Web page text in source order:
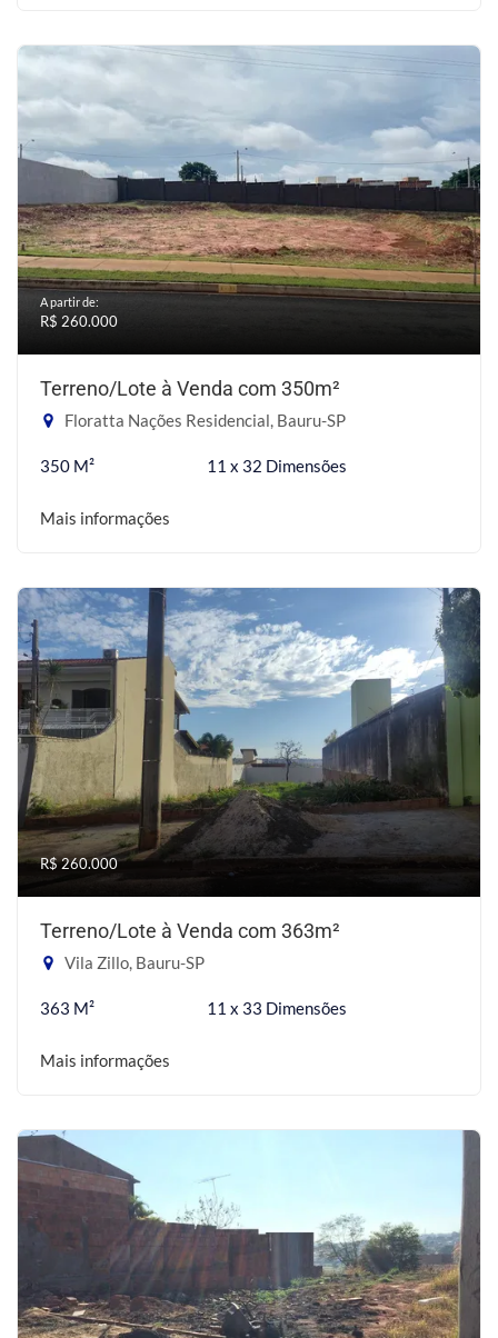
A partir de:
R$ 260.000
Terreno/Lote à Venda com 350m²
Floratta Nações Residencial, Bauru-SP
350 M² 11 x 32 Dimensões
Mais informações
R$ 260.000
Terreno/Lote à Venda com 363m²
Vila Zillo, Bauru-SP
363 M² 11 x 33 Dimensões
Mais informações